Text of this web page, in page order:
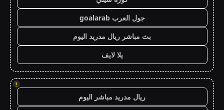
جول العرب goalarab
بث مباشر ريال مدريد اليوم
يلا لايف
!
ريال مدريد مباشر اليوم